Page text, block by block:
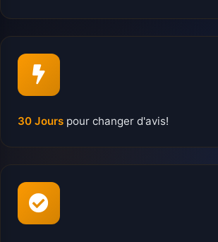
30 Jours pour changer d'avis!